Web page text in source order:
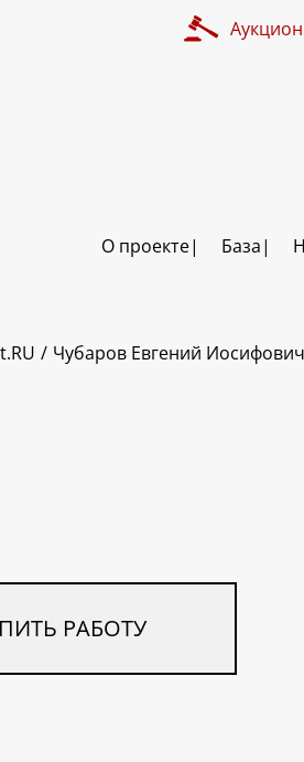
Аукцион
О проекте База
Чубаров Евгений Иосифович
РАБОТУ